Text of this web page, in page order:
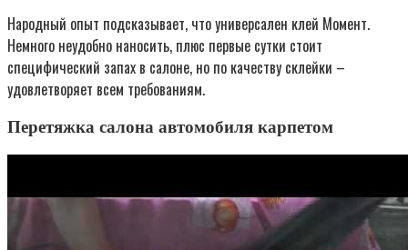
Народный опыт подсказывает, что универсален клей Момент.
Немного неудобно наносить, плюс первые сутки стоит
специфический запах в салоне, но по качеству склейки –
удовлетворяет всем требованиям.
Перетяжка салона автомобиля карпетом